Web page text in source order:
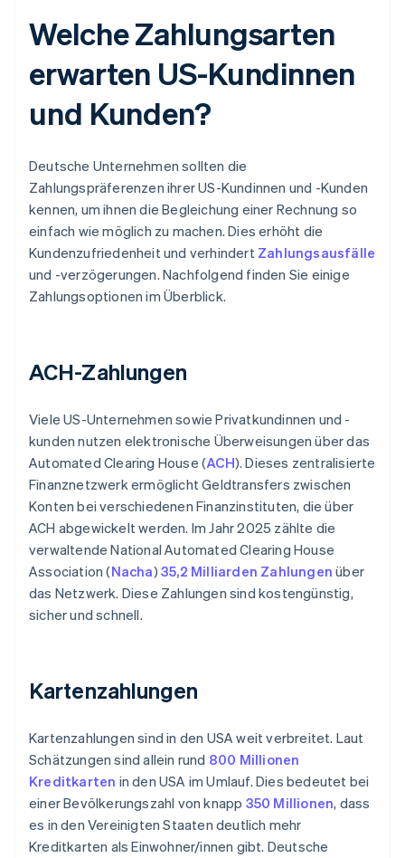
Welche Zahlungsarten
erwarten US-Kundinnen
und Kunden?
Deutsche Unternehmen sollten die
Zahlungspräferenzen ihrer US-Kundinnen und -Kunden
kennen, um ihnen die Begleichung einer Rechnung so
einfach wie möglich zu machen. Dies erhöht die
Kundenzufriedenheit und verhindert Zahlungsausfälle
und -verzögerungen. Nachfolgend finden Sie einige
Zahlungsoptionen im Überblick.
ACH-Zahlungen
Viele US-Unternehmen sowie Privatkundinnen und -
kunden nutzen elektronische Überweisungen über das
Automated Clearing House (ACH). Dieses zentralisierte
Finanznetzwerk ermöglicht Geldtransfers zwischen
Konten bei verschiedenen Finanzinstituten, die über
ACH abgewickelt werden. Im Jahr 2025 zählte die
verwaltende National Automated Clearing House
Association (Nacha)35,2 Milliarden Zahlungen über
das Netzwerk. Diese Zahlungen sind kostengünstig,
sicher und schnell.
Kartenzahlungen
Kartenzahlungen sind in den USA weit verbreitet. Laut
Schätzungen sind allein rund 800 Millionen
Kreditkarten in den USA im Umlauf. Dies bedeutet bei
einer Bevölkerungszahl von knapp 350 Millionen, dass
es in den Vereinigten Staaten deutlich mehr
Kreditkarten als Einwohner/innen gibt. Deutsche